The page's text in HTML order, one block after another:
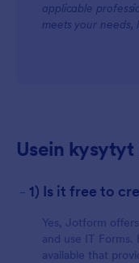
For
applicable
meets your needs,
Usein
- 1) Is it free to
Yes, Jotform
and use IT Forms.
available that